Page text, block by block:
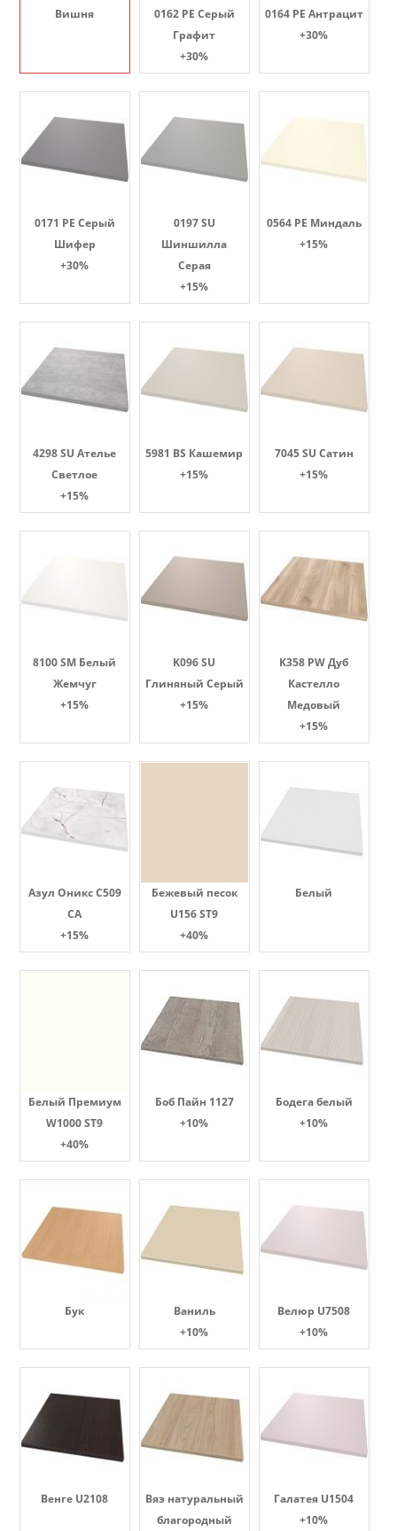
Вишня
0162 PE Серый
Графит
+30%
0164 PE Антрацит
+30%
0171 PE Серый
Шифер
+30%
0197 SU
Шиншилла
Серая
+15%
0564 PE Миндаль
+15%
4298 SU Ателье
Светлое
+15%
5981 BS Кашемир
+15%
7045 SU Сатин
+15%
8100 SM Белый
Жемчуг
+15%
K096 SU
Глиняный Серый
+15%
K358 PW Дуб
Кастелло
Медовый
+15%
Азул Оникс С509
СА
+15%
Бежевый песок
U156 ST9
+40%
Белый
Белый Премиум
W1000 ST9
+40%
Боб Пайн 1127
+10%
Бодега белый
+10%
Бук
Ваниль
+10%
Велюр U7508
+10%
Венге U2108
Вяз натуральный
благородный
Галатея U1504
+10%